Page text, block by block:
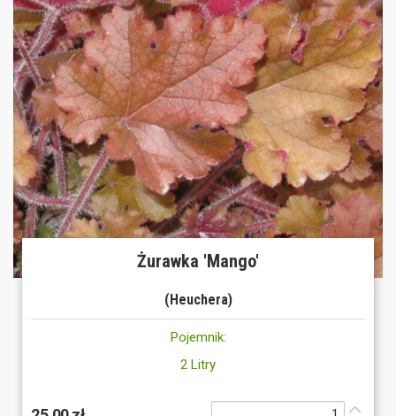
Żurawka 'Mango'
(Heuchera)
Pojemnik:
2 Litry